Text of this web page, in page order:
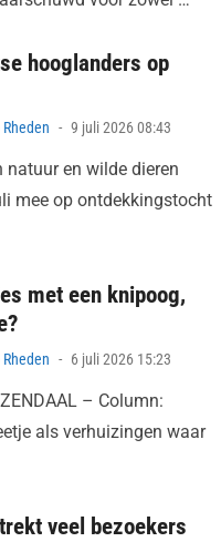
hooglanders op
Posted
9 juli 2026 08:43
natuur en wilde dieren
mee op ontdekkingstocht
met een knipoog,
Posted
6 juli 2026 15:23
– Column:
als verhuizingen waar
veel bezoekers